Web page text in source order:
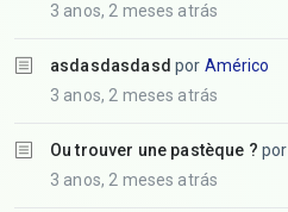
3 anos, 2 meses atrás
asdasdasdasd por Américo
3 anos, 2 meses atrás
Ou trouver une pastèque ? por
3 anos, 2 meses atrás